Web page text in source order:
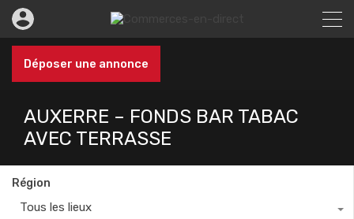
Déposer une annonce
AUXERRE – FONDS BAR TABAC
AVEC TERRASSE
Région
Tous les lieux